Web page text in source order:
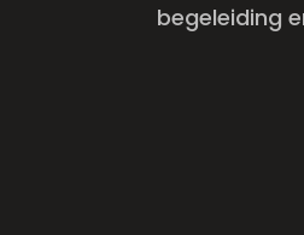
begeleiding